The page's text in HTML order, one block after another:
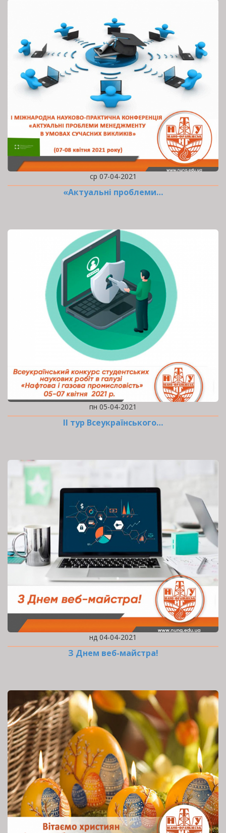
ср 07-04-2021
«Актуальні проблеми…
пн 05-04-2021
ІІ тур Всеукраїнського…
нд 04-04-2021
З Днем веб-майстра!